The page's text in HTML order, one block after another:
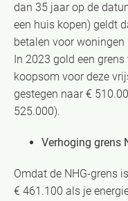
dan 35 jaar op de
een huis kopen) geldt
betalen voor
In 2023 gold een
koopsom voor deze
gestegen naar €
525.000).
Verhoging grens
Omdat de NHG-grens
€ 461.100 als je